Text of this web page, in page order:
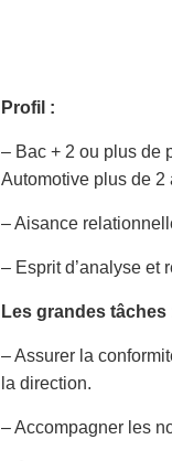
Profil :
– Bac + 2 ou plus de
Automotive plus de 2
– Aisance
– Esprit d’analyse et
Les grandes tâches
– Assurer la
la direction.
– Accompagner les